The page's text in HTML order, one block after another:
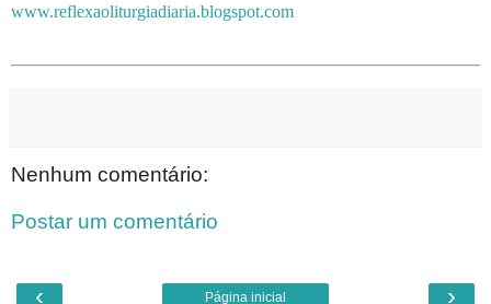
www.reflexaoliturgiadiaria.blogspot.com
Nenhum comentário:
Postar um comentário
‹ ›
Página inicial